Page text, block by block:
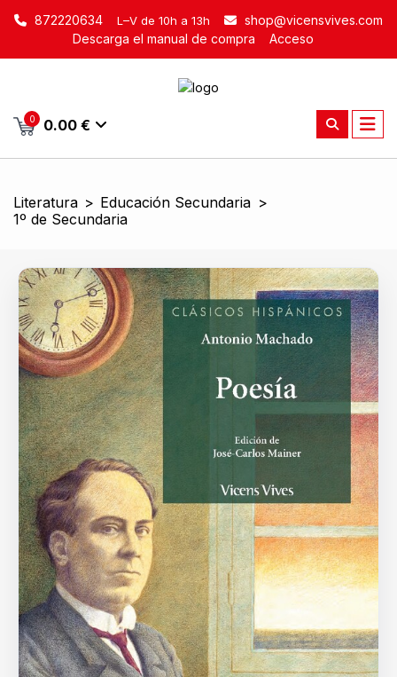
872220634 L–V de 10h a 13h
shop@vicensvives.com
Descarga el manual de compra
Acceso
0 0.00 €
Literatura > Educación Secundaria >
1º de Secundaria